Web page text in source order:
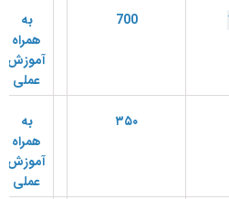
700
به
همراه
آموزش
عملی
۳۵۰
به
همراه
آموزش
عملی